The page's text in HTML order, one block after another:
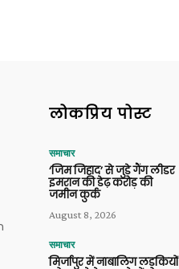
लोकप्रिय पोस्ट
समाचार
‘जिम जिहाद’ से जुड़े गैंग लीडर
इमरान की डेढ़ करोड़ की
जमीन कुर्क
August 8, 2026
समाचार
मिर्जापुर में नाबालिग लड़कियों